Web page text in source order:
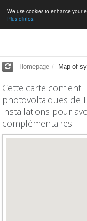
We use cookies to enhance your
Plus d'infos.
Homepage Map of
Cette carte contient
photovoltaïques de
installations pour
complémentaires.